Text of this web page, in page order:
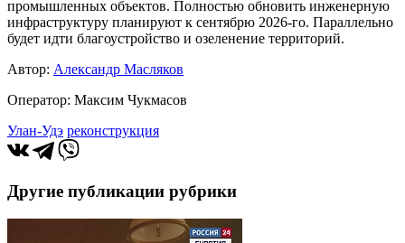
промышленных объектов. Полностью обновить инженерную
инфраструктуру планируют к сентябрю 2026-го. Параллельно
будет идти благоустройство и озеленение территорий.
Автор: Александр Масляков
Оператор: Максим Чукмасов
Улан-Удэ реконструкция
Другие публикации рубрики